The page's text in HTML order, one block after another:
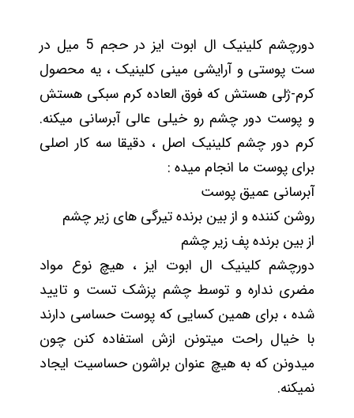
دورچشم کلینیک ال ابوت ایز در حجم 5 میل در
ست پوستی و آرایشی مینی کلینیک ، یه محصول
کرم-ژلی هستش که فوق العاده کرم سبکی هستش
و پوست دور چشم رو خیلی عالی آبرسانی میکنه.
کرم دور چشم کلینیک اصل ، دقیقا سه کار اصلی
برای پوست ما انجام میده :
آبرسانی عمیق پوست
روشن کننده و از بین برنده تیرگی های زیر چشم
از بین برنده پف زیر چشم
دورچشم کلینیک ال ابوت ایز ، هیچ نوع مواد
مضری نداره و توسط چشم پزشک تست و تایید
شده ، برای همین کسایی که پوست حساسی دارند
با خیال راحت میتونن ازش استفاده کنن چون
میدونن که به هیچ عنوان براشون حساسیت ایجاد
نمیکنه.